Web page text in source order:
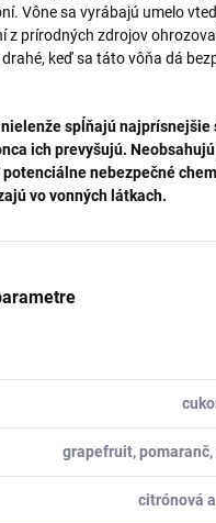
Vône sa vyrábajú umelo
z prírodných zdrojov
keď sa táto vôňa dá
spĺňajú najprísnejšie
ich prevyšujú.
nebezpečné
vo vonných látkach.
grapefruit,
citrónová